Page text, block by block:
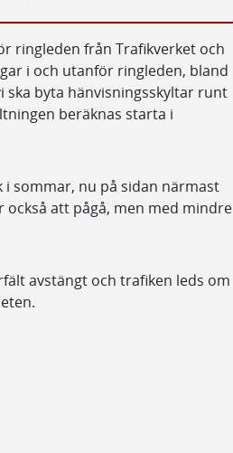
ringleden från Trafikverket och
i och utanför ringleden, bland
byta hänvisningsskyltar runt
beräknas starta i
sommar, nu på sidan närmast
att pågå, men med mindre
avstängt och trafiken leds om